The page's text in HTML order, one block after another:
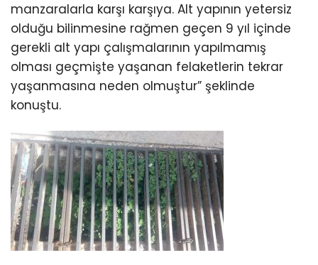
manzaralarla karşı karşıya. Alt yapının yetersiz
olduğu bilinmesine rağmen geçen 9 yıl içinde
gerekli alt yapı çalışmalarının yapılmamış
olması geçmişte yaşanan felaketlerin tekrar
yaşanmasına neden olmuştur” şeklinde
konuştu.